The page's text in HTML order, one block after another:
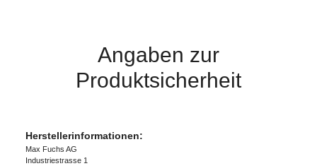
Angaben zur
Produktsicherheit
Herstellerinformationen:
Max Fuchs AG
Industriestrasse 1